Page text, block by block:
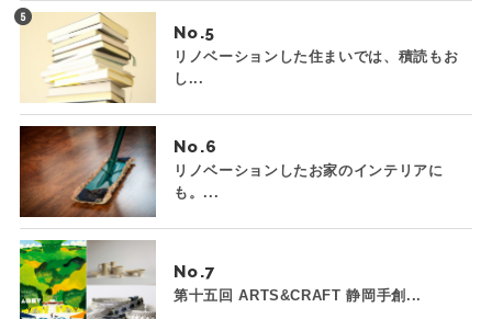
No.
リノベーションした住まいでは、積読もお
し...
No.
リノベーションしたお家のインテリアに
も。...
No.
第十五回 ARTS&CRAFT 静岡手創...